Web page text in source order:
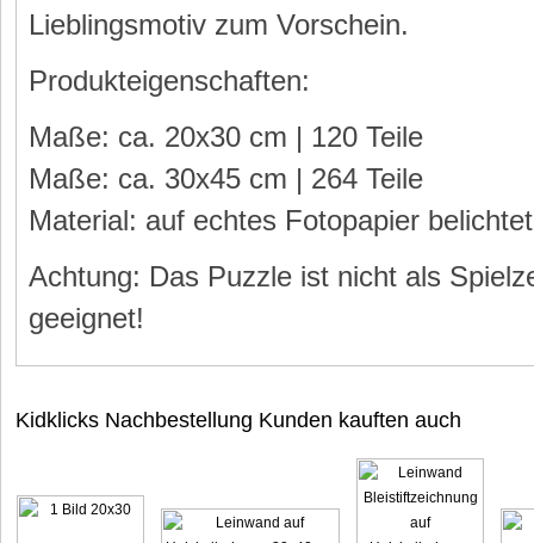
Lieblingsmotiv zum Vorschein.
Produkteigenschaften:
Maße: ca. 20x30 cm | 120 Teile
Maße: ca. 30x45 cm | 264 Teile
Material: auf echtes Fotopapier
Achtung: Das Puzzle ist nicht als
geeignet!
Kidklicks Nachbestellung Kunden kauften auch